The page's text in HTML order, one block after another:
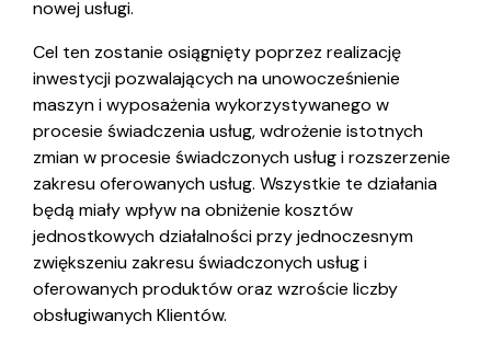
nowej usługi.
Cel ten zostanie osiągnięty poprzez realizację
inwestycji pozwalających na unowocześnienie
maszyn i wyposażenia wykorzystywanego w
procesie świadczenia usług, wdrożenie istotnych
zmian w procesie świadczonych usług i rozszerzenie
zakresu oferowanych usług. Wszystkie te działania
będą miały wpływ na obniżenie kosztów
jednostkowych działalności przy jednoczesnym
zwiększeniu zakresu świadczonych usług i
oferowanych produktów oraz wzroście liczby
obsługiwanych Klientów.